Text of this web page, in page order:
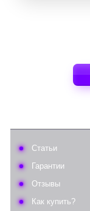
Статьи
Гарантии
Отзывы
Как купить?